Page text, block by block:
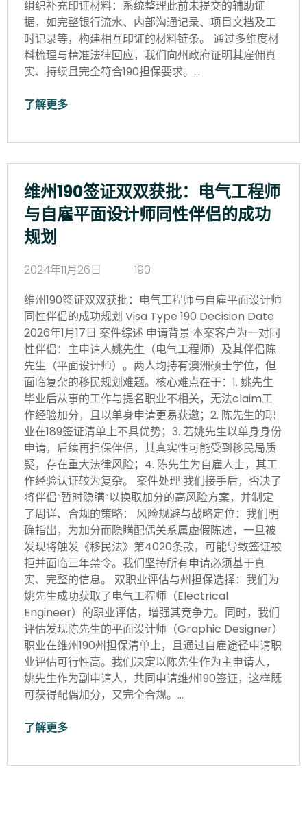
组织补充印证材料：系统整理此前未提交的辅助证
据，如完整银行流水、内部沟通记录、项目文档及工
时记录等，构建相互印证的材料链条。 通过多维度材
料梳理与精准法律回应，我们向州政府证明其雇佣真
实、持续且完全符合190担保要求。…
了解更多
维州190签证双双获批：电气工程师
与自雇平面设计师同性伴侣的成功
规划
2024年11月26日
190
维州190签证双双获批：电气工程师与自雇平面设计师
同性伴侣的成功规划 Visa Type 190 Decision Date
2026年1月17日 案件综述 申请背景 本案客户为一对同
性伴侣：主申请人姚先生（电气工程师）及其伴侣陈
先生（平面设计师）。两人均持有澳洲硕士学位，但
面临复杂的移民规划难题。核心难点在于：1. 姚先生
毕业后从事的工作与提名职业不相关，无法claim工
作经验加分，且以单身申请更易获邀；2. 陈先生的职
业在189签证清单上不具优势；3. 若姚先生以单身身份
申请，后续再担保伴侣，其真实性可能受到移民局质
疑，存在重大法律风险；4. 陈先生为自雇人士，其工
作经验认证较为复杂。 案件处理 我们接手后，否决了
将伴侣“暂时隐瞒”以换取加分的高风险方案，并制定
了周详、合规的策略： 风险规避与战略定位：我们明
确指出，为加分而隐瞒配偶关系属虚假陈述，一旦被
发现将触发《移民法》第4020条款，可能导致签证被
拒并面临三年禁令。我们坚持所有申请必须基于真
实、完整的信息。 双职业评估与州担保选择：我们为
姚先生成功获取了电气工程师（Electrical
Engineer）的职业评估，增强其竞争力。同时，我们
评估发现陈先生的平面设计师（Graphic Designer）
职业在维州190州担保清单上，且通过自雇途径申请职
业评估可行性高。我们决定以陈先生作为主申请人，
姚先生作为副申请人，共同申请维州190签证，这样既
可获得配偶加分，又完全合规。…
了解更多